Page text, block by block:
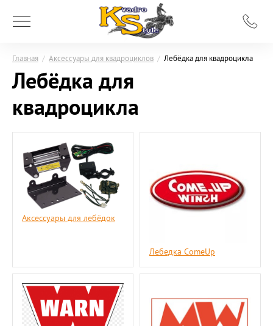
Главная / Аксессуары для квадроциклов / Лебёдка для квадроцикла
Лебёдка для
квадроцикла
Аксессуары для лебёдок
Лебедка ComeUp